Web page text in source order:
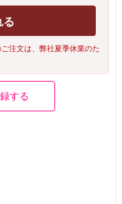
る
注文は、弊社夏季休業のた
する